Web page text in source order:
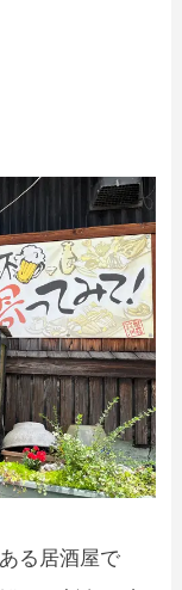
る居酒屋で